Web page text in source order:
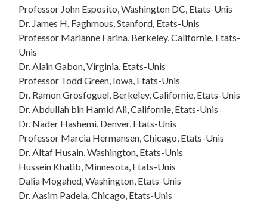
Professor John Esposito, Washington DC, Etats-Unis
Dr. James H. Faghmous, Stanford, Etats-Unis
Professor Marianne Farina, Berkeley, Californie, Etats-
Unis
Dr. Alain Gabon, Virginia, Etats-Unis
Professor Todd Green, Iowa, Etats-Unis
Dr. Ramon Grosfoguel, Berkeley, Californie, Etats-Unis
Dr. Abdullah bin Hamid Ali, Californie, Etats-Unis
Dr. Nader Hashemi, Denver, Etats-Unis
Professor Marcia Hermansen, Chicago, Etats-Unis
Dr. Altaf Husain, Washington, Etats-Unis
Hussein Khatib, Minnesota, Etats-Unis
Dalia Mogahed, Washington, Etats-Unis
Dr. Aasim Padela, Chicago, Etats-Unis